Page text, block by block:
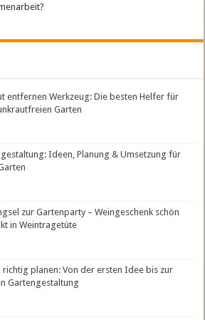
entfernen Werkzeug: Die besten Helfer für
Garten
Ideen, Planung & Umsetzung für
zur Gartenparty – Weingeschenk schön
in Weintragetüte
richtig planen: Von der ersten Idee bis zur
Gartengestaltung